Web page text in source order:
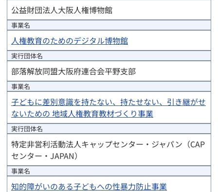
公益財団法人大阪人権博物館
事業名
人権教育のためのデジタル博物館
実行団体名
部落解放同盟大阪府連合会平野支部
事業名
子どもに差別意識を持たない、持たせない、引き継がせ
ないための 地域人権教育教材づくり事業
実行団体名
特定非営利活動法人キャップセンター・ジャパン（CAP
センター・JAPAN）
事業名
知的障がいのある子どもへの性暴力防止事業